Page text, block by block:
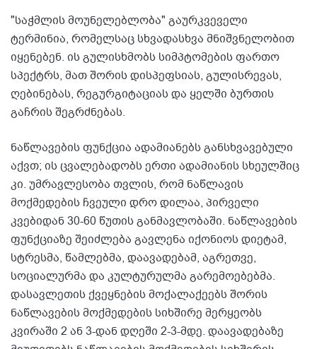
"საჭმლის მოუნელებლობა" გაურკვეველი
ტერმინია, რომელსაც სხვადასხვა მნიშვნელობით
იყენებენ. ის გულისხმობს სიმპტომების ფართო
სპექტრს, მათ შორის დისპეფსიას, გულისრევას,
ღებინებას, რეგურგიტაციას და ყელში ბურთის
გაჩრის შეგრძნებას.
ნაწლავების ფუნქცია ადამიანებს განსხვავებული
აქვთ; ის ცვალებადობს ერთი ადამიანის სხეულშიც
კი. უმრავლესობა თვლის, რომ ნაწლავის
მოქმედების ჩვეული დრო დილაა, პირველი
კვებიდან 30-60 წუთის განმავლობაში. ნაწლავების
ფუნქციაზე შეიძლება გავლენა იქონიოს დიეტამ,
სტრესმა, წამლებმა, დაავადებამ, აგრეთვე,
სოციალურმა და კულტურულმა გარემოებებმა.
დასავლეთის ქვეყნების მოქალაქეებს შორის
ნაწლავების მოქმედების სიხშირე მერყეობს
კვირაში 2 ან 3-დან დღეში 2-3-მდე. დაავადებაზე